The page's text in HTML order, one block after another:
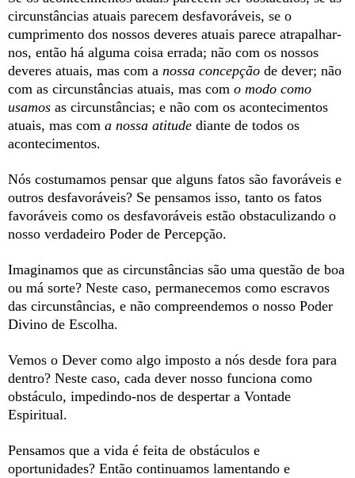
circunstâncias atuais parecem desfavoráveis, se o
cumprimento dos nossos deveres atuais parece atrapalhar-
nos, então há alguma coisa errada; não com os nossos
deveres atuais, mas com a nossa concepção de dever; não
com as circunstâncias atuais, mas com o modo como
usamos as circunstâncias; e não com os acontecimentos
atuais, mas com a nossa atitude diante de todos os
acontecimentos.
Nós costumamos pensar que alguns fatos são favoráveis e
outros desfavoráveis? Se pensamos isso, tanto os fatos
favoráveis como os desfavoráveis estão obstaculizando o
nosso verdadeiro Poder de Percepção.
Imaginamos que as circunstâncias são uma questão de boa
ou má sorte? Neste caso, permanecemos como escravos
das circunstâncias, e não compreendemos o nosso Poder
Divino de Escolha.
Vemos o Dever como algo imposto a nós desde fora para
dentro? Neste caso, cada dever nosso funciona como
obstáculo, impedindo-nos de despertar a Vontade
Espiritual.
Pensamos que a vida é feita de obstáculos e
oportunidades? Então continuamos lamentando e